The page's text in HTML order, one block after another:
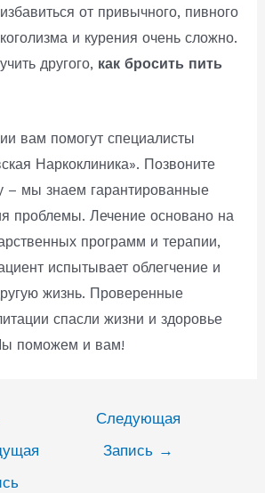
от привычного, пивного
и курения очень сложно.
другого, как бросить пить
вам помогут специалисты
Наркоклиника». Позвоните
– мы знаем гарантированные
проблемы. Лечение основано на
программ и терапии,
испытывает облегчение и
жизнь. Проверенные
спасли жизни и здоровье
поможем и вам!
Следующая
Запись →